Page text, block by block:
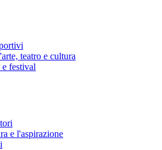
teatro e cultura
festival
e l'aspirazione